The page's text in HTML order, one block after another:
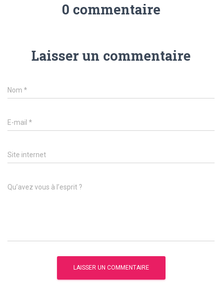
0 commentaire
Laisser un commentaire
Nom *
E-mail *
Site internet
Qu’avez vous à l’esprit ?